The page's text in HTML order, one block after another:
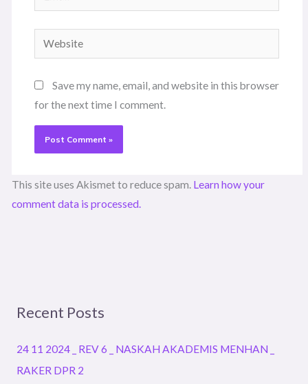
Website
Save my name, email, and website in this browser
for the next time I comment.
This site uses Akismet to reduce spam. Learn how your
comment data is processed.
Recent Posts
24 11 2024 _ REV 6 _ NASKAH AKADEMIS MENHAN _
RAKER DPR 2